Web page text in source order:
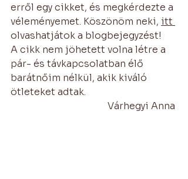
erről egy cikket, és megkérdezte a
véleményemet. Köszönöm neki, itt
olvashatjátok a blogbejegyzést!
A cikk nem jöhetett volna létre a
pár- és távkapcsolatban élő
barátnőim nélkül, akik kiváló
ötleteket adtak.
Várhegyi Anna